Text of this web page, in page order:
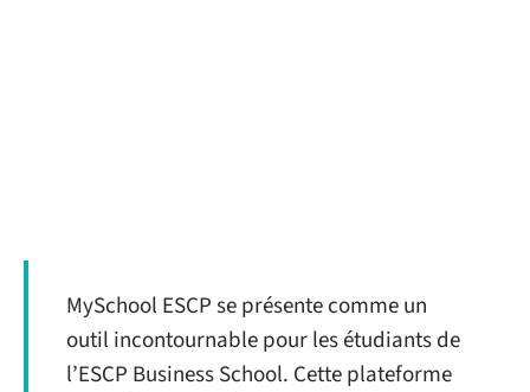
MySchool ESCP se présente comme un
outil incontournable pour les étudiants de
l’ESCP Business School. Cette plateforme